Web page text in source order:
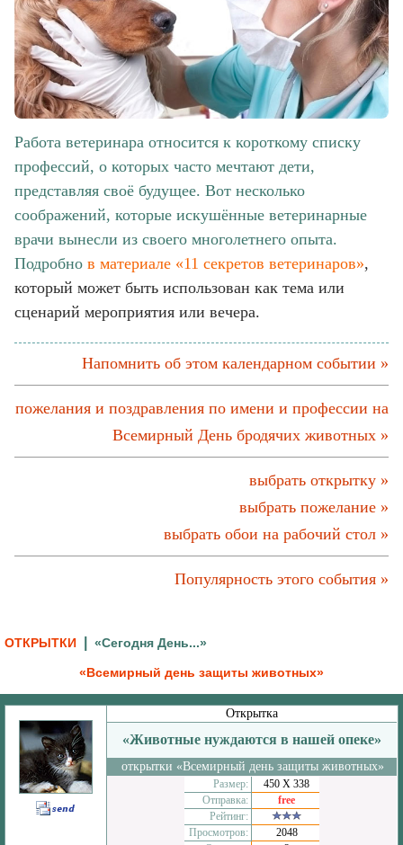
Работа ветеринара относится к короткому списку
профессий, о которых часто мечтают дети,
представляя своё будущее. Вот несколько
соображений, которые искушённые ветеринарные
врачи вынесли из своего многолетнего опыта.
Подробно в материале «11 секретов ветеринаров»,
который может быть использован как тема или
сценарий мероприятия или вечера.
Напомнить об этом календарном событии »
пожелания и поздравления по имени и профессии на
Всемирный День бродячих животных »
выбрать открытку »
выбрать пожелание »
выбрать обои на рабочий стол »
Популярность этого события »
ОТКРЫТКИ «Сегодня День...»
«Всемирный день защиты животных»
Открытка
«Животные нуждаются в нашей опеке»
открытки «Всемирный день защиты животных»
Размер:
450 Х 338
Отправка:
free
Рейтинг:
Просмотров:
2048